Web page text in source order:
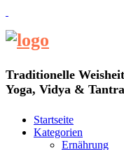
Traditionelle
Yoga, Vidya &
Startseite
Kategorien
Ernährung